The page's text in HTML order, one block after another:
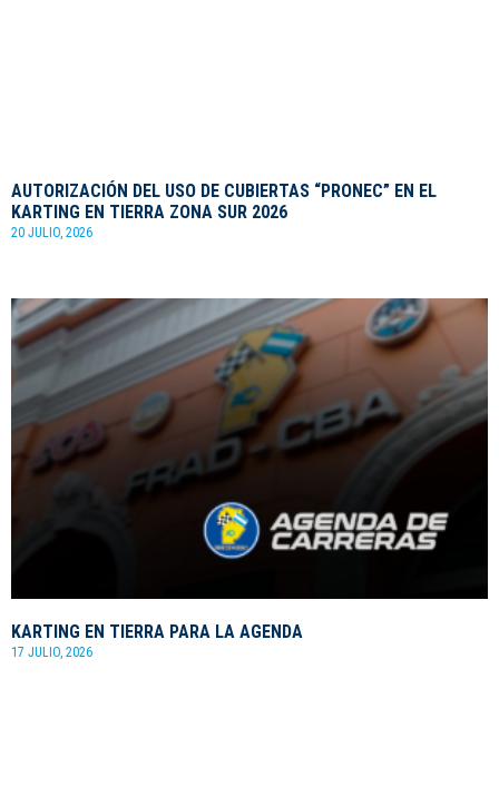
AUTORIZACIÓN DEL USO DE CUBIERTAS “PRONEC” EN EL
KARTING EN TIERRA ZONA SUR 2026
20 JULIO, 2026
KARTING EN TIERRA PARA LA AGENDA
17 JULIO, 2026